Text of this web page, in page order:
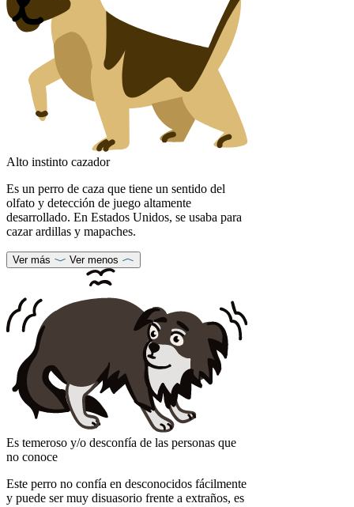
Alto instinto cazador
Es un perro de caza que tiene un sentido del
olfato y detección de juego altamente
desarrollado. En Estados Unidos, se usaba para
cazar ardillas y mapaches.
Ver más Ver menos
Es temeroso y/o desconfía de las personas que
no conoce
Este perro no confía en desconocidos fácilmente
y puede ser muy disuasorio frente a extraños, es